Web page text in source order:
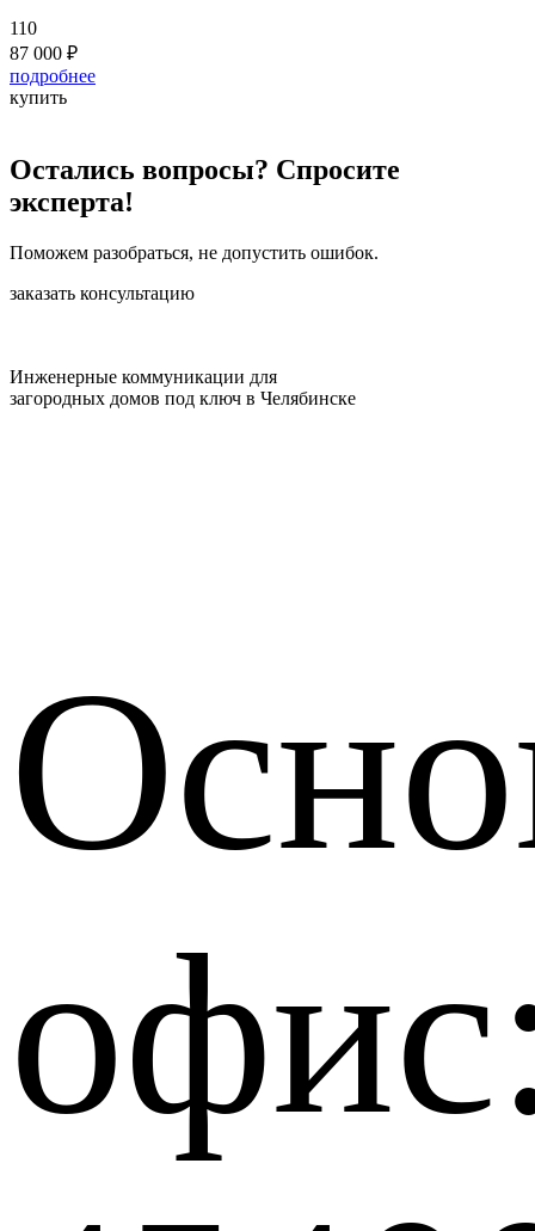
110
87 000 ₽
подробнее
купить
Остались вопросы? Спросите
эксперта!
Поможем разобраться, не допустить ошибок.
заказать консультацию
Инженерные коммуникации для
загородных домов под ключ в Челябинске